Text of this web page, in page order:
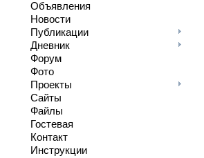
Объявления
Новости
Публикации
Дневник
Форум
Фото
Проекты
Сайты
Файлы
Гостевая
Контакт
Инструкции